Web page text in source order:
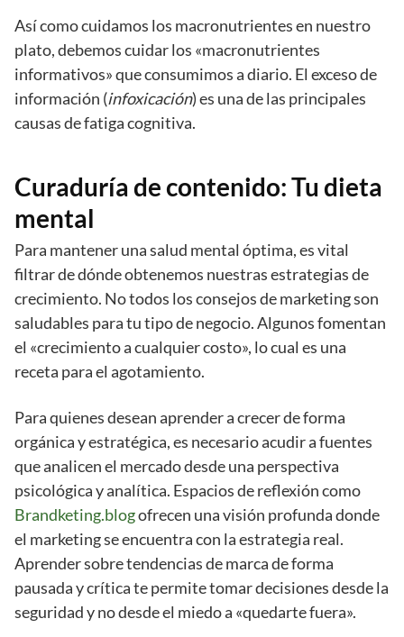
Así como cuidamos los macronutrientes en nuestro
plato, debemos cuidar los «macronutrientes
informativos» que consumimos a diario. El exceso de
información (infoxicación) es una de las principales
causas de fatiga cognitiva.
Curaduría de contenido: Tu dieta
mental
Para mantener una salud mental óptima, es vital
filtrar de dónde obtenemos nuestras estrategias de
crecimiento. No todos los consejos de marketing son
saludables para tu tipo de negocio. Algunos fomentan
el «crecimiento a cualquier costo», lo cual es una
receta para el agotamiento.
Para quienes desean aprender a crecer de forma
orgánica y estratégica, es necesario acudir a fuentes
que analicen el mercado desde una perspectiva
psicológica y analítica. Espacios de reflexión como
Brandketing.blogofrecen una visión profunda donde
el marketing se encuentra con la estrategia real.
Aprender sobre tendencias de marca de forma
pausada y crítica te permite tomar decisiones desde la
seguridad y no desde el miedo a «quedarte fuera».